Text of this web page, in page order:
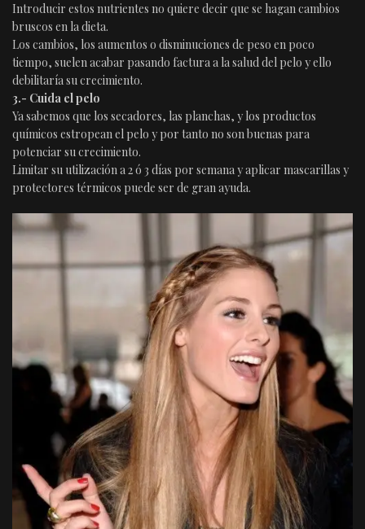
Introducir estos nutrientes no quiere decir que se hagan cambios
bruscos en la dieta.
Los cambios, los aumentos o disminuciones de peso en poco
tiempo, suelen acabar pasando factura a la salud del pelo y ello
debilitaría su crecimiento.
3.- Cuida el pelo
Ya sabemos que los secadores, las planchas, y los productos
químicos estropean el pelo y por tanto no son buenas para
potenciar su crecimiento.
Limitar su utilización a 2 ó 3 días por semana y aplicar mascarillas y
protectores térmicos puede ser de gran ayuda.